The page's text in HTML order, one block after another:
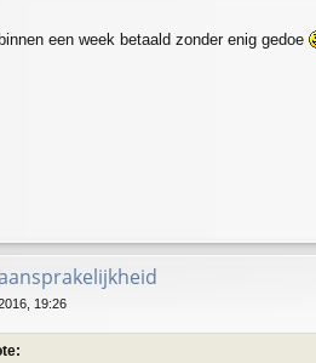
een week betaald zonder enig gedoe
19:26